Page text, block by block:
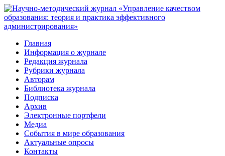
Перейти
к
контенту
Главная
Информация о журнале
Редакция журнала
Рубрики журнала
Авторам
Библиотека журнала
Подписка
Архив
Электронные портфели
Медиа
События в мире образования
Актуальные опросы
Контакты